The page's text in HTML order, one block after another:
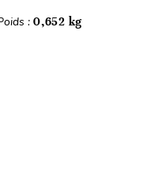
:0,652 kg